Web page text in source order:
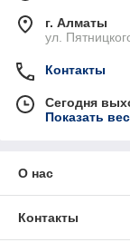
г. Алматы
ул.
Контакты
Сегодня
Показать
О нас
Контакты